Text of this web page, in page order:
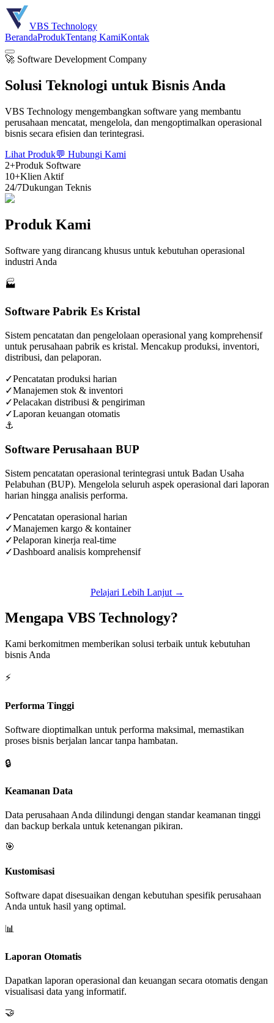
VBS Technology
BerandaProdukTentang KamiKontak
🚀 Software Development Company
Solusi Teknologi untuk Bisnis Anda
VBS Technology mengembangkan software yang membantu
perusahaan mencatat, mengelola, dan mengoptimalkan operasional
bisnis secara efisien dan terintegrasi.
Lihat Produk💬 Hubungi Kami
2+Produk Software
10+Klien Aktif
24/7Dukungan Teknis
Produk Kami
Software yang dirancang khusus untuk kebutuhan operasional
industri Anda
🏭
Software Pabrik Es Kristal
Sistem pencatatan dan pengelolaan operasional yang komprehensif
untuk perusahaan pabrik es kristal. Mencakup produksi, inventori,
distribusi, dan pelaporan.
✓Pencatatan produksi harian
✓Manajemen stok & inventori
✓Pelacakan distribusi & pengiriman
✓Laporan keuangan otomatis
⚓
Software Perusahaan BUP
Sistem pencatatan operasional terintegrasi untuk Badan Usaha
Pelabuhan (BUP). Mengelola seluruh aspek operasional dari laporan
harian hingga analisis performa.
✓Pencatatan operasional harian
✓Manajemen kargo & kontainer
✓Pelaporan kinerja real-time
✓Dashboard analisis komprehensif
Pelajari Lebih Lanjut →
Mengapa VBS Technology?
Kami berkomitmen memberikan solusi terbaik untuk kebutuhan
bisnis Anda
⚡
Performa Tinggi
Software dioptimalkan untuk performa maksimal, memastikan
proses bisnis berjalan lancar tanpa hambatan.
🔒
Keamanan Data
Data perusahaan Anda dilindungi dengan standar keamanan tinggi
dan backup berkala untuk ketenangan pikiran.
🎯
Kustomisasi
Software dapat disesuaikan dengan kebutuhan spesifik perusahaan
Anda untuk hasil yang optimal.
📊
Laporan Otomatis
Dapatkan laporan operasional dan keuangan secara otomatis dengan
visualisasi data yang informatif.
🤝